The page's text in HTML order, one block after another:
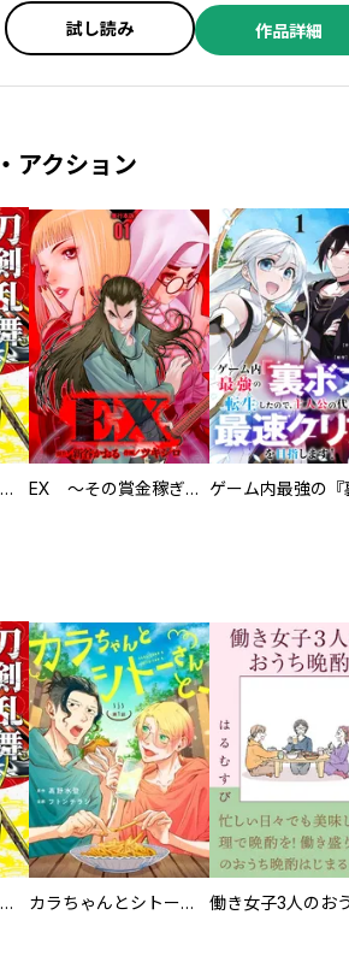
試し読み 作品詳細
アクション
刀剣乱舞～日本号つれづれ酒～ EX ～その賞金稼ぎは、世界の出口を探す～【単行本版】
刀剣乱舞～日本号つれづれ酒～ カラちゃんとシトーさんと、 【分冊版】